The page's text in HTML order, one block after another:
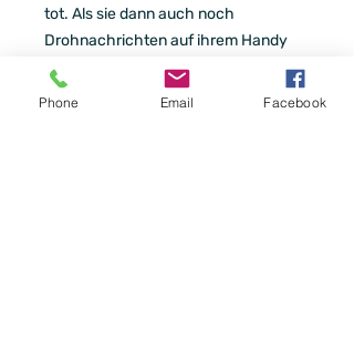
tot. Als sie dann auch noch
Drohnachrichten auf ihrem Handy
erhält, ist nicht nur ihr Herz in Gefahr.
Phone Email Facebook